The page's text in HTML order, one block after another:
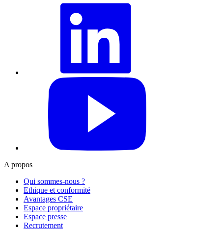
A propos
Qui sommes-nous ?
Ethique et conformité
Avantages CSE
Espace propriétaire
Espace presse
Recrutement